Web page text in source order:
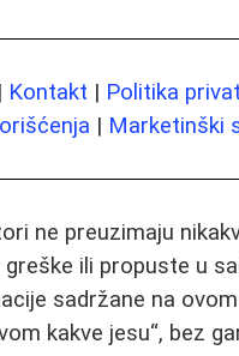
| Kontakt | Politika
| Marketinški
ne preuzimaju
greške ili propuste u
sadržane na
kakve jesu“, bez